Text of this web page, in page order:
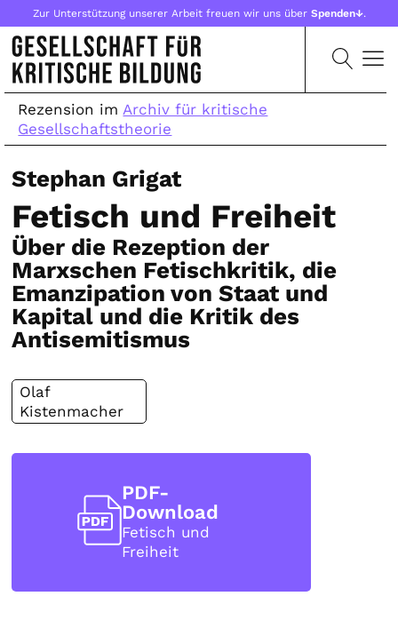
Zur Unterstützung unserer Arbeit freuen wir uns über Spenden↓.
Rezension imArchiv für kritische
Gesellschaftstheorie
Stephan Grigat
Fetisch und Freiheit
Über die Rezeption der
Marxschen Fetischkritik, die
Emanzipation von Staat und
Kapital und die Kritik des
Antisemitismus
Olaf
Kistenmacher
PDF-
Download
Fetisch und
Freiheit